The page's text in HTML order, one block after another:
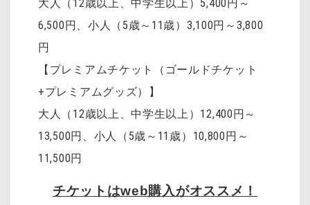
大人（12歳以上、中学生以上）5,400円～
6,500円、小人（5歳～11歳）3,100円～3,800
円
【プレミアムチケット（ゴールドチケット
+プレミアムグッズ）】
大人（12歳以上、中学生以上）12,400円～
13,500円、小人（5歳～11歳）10,800円～
11,500円
チケットはweb購入がオススメ！